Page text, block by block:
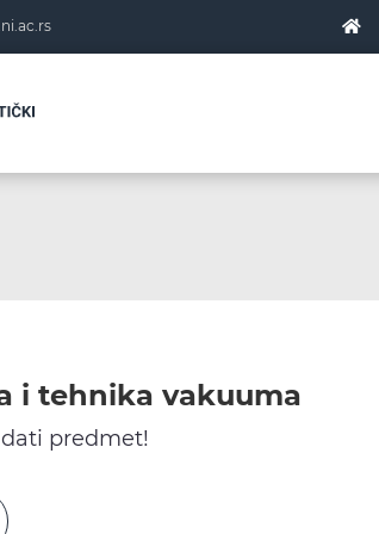
i tehnika vakuuma
predmet!